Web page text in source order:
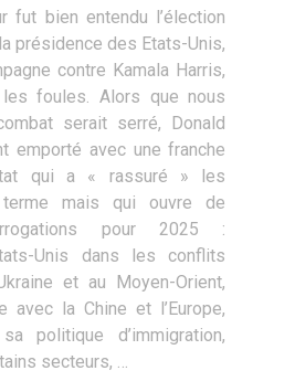
fut bien entendu l’élection
présidence des Etats-Unis,
contre Kamala Harris,
foules. Alors que nous
serait serré, Donald
emporté avec une franche
qui a « rassuré » les
mais qui ouvre de
pour 2025 :
Unis dans les conflits
et au Moyen-Orient,
avec la Chine et l’Europe,
politique d’immigration,
secteurs, …